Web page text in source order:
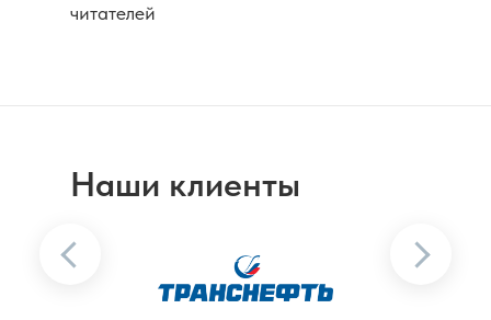
читателей
Наши клиенты